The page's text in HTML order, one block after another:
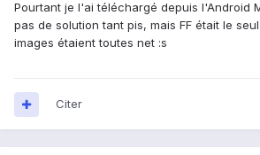
Pourtant je l'ai téléchargé depuis l'Android
pas de solution tant pis, mais FF était le
images étaient toutes net :s
Citer